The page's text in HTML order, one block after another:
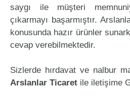
saygı ile müşteri
çıkarmayı başarmıştır.
konusunda hazır ürünler
cevap verebilmektedir.
Sizlerde hırdavat ve nalbur
Arslanlar Ticaret ile iletişime